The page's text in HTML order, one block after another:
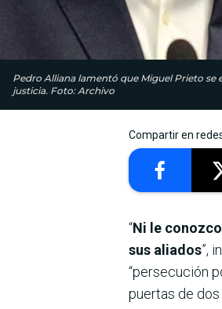
Pedro Alliana lamentó que Miguel Prieto
justicia. Foto: Archivo
Compartir en
“Ni le
sus aliados”,
“persecución
puertas de